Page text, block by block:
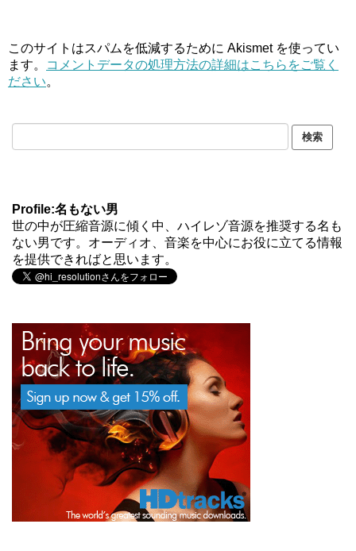
このサイトはスパムを低減するために Akismet を使ってい
ます。
コメントデータの処理方法の詳細はこちらをご覧く
ださい。
Profile:名もない男
世の中が圧縮音源に傾く中、ハイレゾ音源を推奨する名も
ない男です。オーディオ、音楽を中心にお役に立てる情報
を提供できればと思います。